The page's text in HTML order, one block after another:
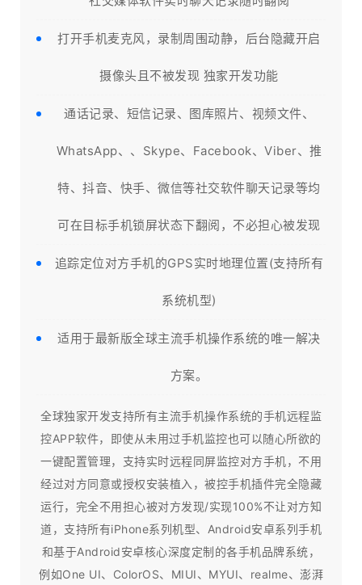
打开手机麦克风，录制周围动静，后台隐藏开启
摄像头且不被发现 独家开发功能
通话记录、短信记录、图库照片、视频文件、
WhatsApp、、Skype、Facebook、Viber、推
特、抖音、快手、微信等社交软件聊天记录等均
可在目标手机锁屏状态下翻阅，不必担心被发现
追踪定位对方手机的GPS实时地理位置(支持所有
系统机型)
适用于最新版全球主流手机操作系统的唯一解决
方案。
全球独家开发支持所有主流手机操作系统的手机远程监
控APP软件，即使从未用过手机监控也可以随心所欲的
一键配置管理，支持实时远程同屏监控对方手机，不用
经过对方同意或授权安装植入，被控手机插件完全隐藏
运行，完全不用担心被对方发现/实现100%不让对方知
道，支持所有iPhone系列机型、Android安卓系列手机
和基于Android安卓核心深度定制的各手机品牌系统，
例如One UI、ColorOS、MIUI、MYUI、realme、澎湃